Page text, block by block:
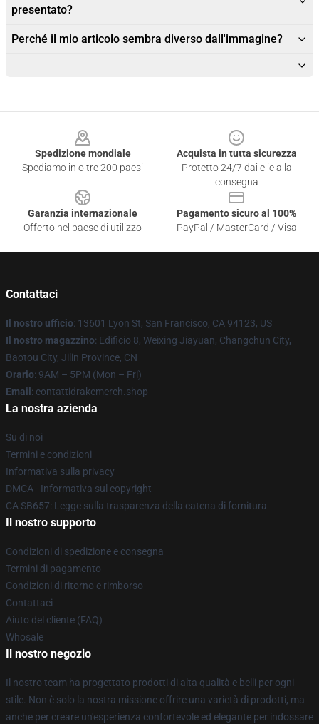
presentato?
Perché il mio articolo sembra diverso dall'immagine?
Spedizione mondiale
Spediamo in oltre 200 paesi
Acquista in tutta sicurezza
Protetto 24/7 dai clic alla
consegna
Garanzia internazionale
Offerto nel paese di utilizzo
Pagamento sicuro al 100%
PayPal / MasterCard / Visa
Contattaci
Il nostro ufficio: 13601 Lyon St, San Francisco, CA 94123, US
Il nostro magazzino: Edificio 8, Weixing Jiayuan, Changchun City,
Baotou City, Jilin Province, CN
Orario: 9AM – 5PM (Mon – Fri)
Email : contattidrakemerch.shop
La nostra azienda
Su di noi
Termini e condizioni
Informativa sulla privacy
DMCA - Informativa sul copyright
CA SB657: Legge sulla trasparenza della catena di fornitura
Il nostro supporto
Condizioni di spedizione e consegna
Termini di pagamento
Condizioni di ritorno e rimborso
Contattaci
Aiuto del cliente (FAQ)
Whosale
Il nostro negozio
Il nostro team ha progettato prodotti di alta qualità e belli per ogni
stile. Non è solo la nostra missione offrire una varietà di prodotti, ma
anche per creare un'esperienza confortevole ed elegante per indossare